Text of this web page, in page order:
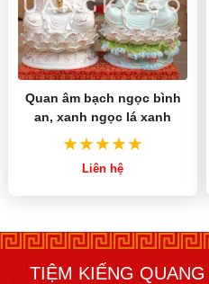
Quan âm bạch ngọc bình
an, xanh ngọc lá xanh
Liên hệ
TIỆM KIẾNG QUANG